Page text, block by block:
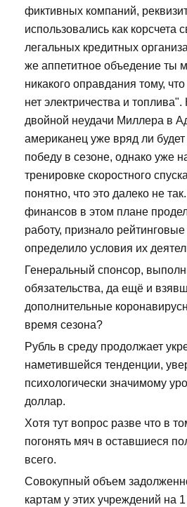
фиктивных компаний,
использовались как корсчета
легальных кредитных
же аппетитное объедение ты
никакого оправдания тому,
нет электричества и топлива".
двойной неудачи Миллера в
американец уже вряд ли будет
победу в сезоне, однако уже
тренировке скоростного
понятно, что это далеко не
финансов в этом плане
работу, признало рейтинговые
определило условия их
Генеральный спонсор,
обязательства, да ещё и
дополнительные
время сезона?
Рубль в среду продолжает
наметившейся тенденции,
психологически значимому
доллар.
Хотя тут вопрос разве что в
погонять мяч в оставшиеся
всего.
Совокупный объем
картам у этих учреждений на